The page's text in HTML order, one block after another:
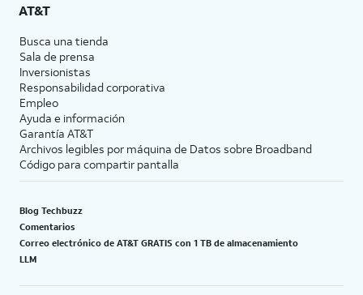
AT&T
Busca una tienda
Sala de prensa
Inversionistas
Responsabilidad corporativa
Empleo
Ayuda e información
Garantía AT&T
Archivos legibles por máquina de Datos sobre Broadband
Código para compartir pantalla
Blog Techbuzz
Comentarios
Correo electrónico de AT&T GRATIS con 1 TB de almacenamiento
LLM